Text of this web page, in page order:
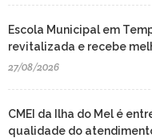
Escola Municipal em
revitalizada e recebe
27/08/2026
CMEI da Ilha do Mel é
qualidade do